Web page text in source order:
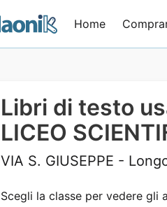
Home
Libri di testo
LICEO
VIA S. GIUSEPPE -
Scegli la classe per vedere gli